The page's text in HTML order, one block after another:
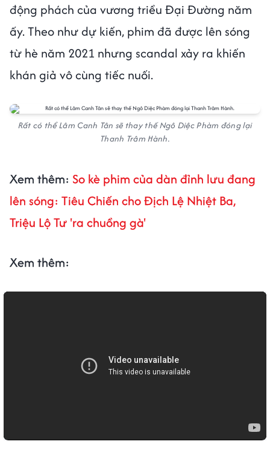
động phách của vương triều Đại Đường năm
ấy. Theo như dự kiến, phim đã được lên sóng
từ hè năm 2021 nhưng scandal xảy ra khiến
khán giả vô cùng tiếc nuối.
Rất có thể Lâm Canh Tân sẽ thay thế Ngô Diệc Phàm đóng lại
Thanh Trâm Hành.
Xem thêm: So kè phim của dàn đỉnh lưu đang
lên sóng: Tiêu Chiến cho Địch Lệ Nhiệt Ba,
Triệu Lộ Tư 'ra chuồng gà'
Xem thêm: